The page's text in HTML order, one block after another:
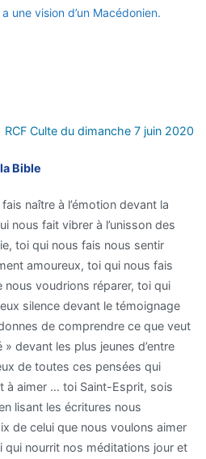
une vision d’un Macédonien.
RCF Culte du dimanche 7 juin 2020
Bible
naître à l’émotion devant la
nous fait vibrer à l’unisson des
toi qui nous fais nous sentir
amoureux, toi qui nous fais
nous voudrions réparer, toi qui
silence devant le témoignage
de comprendre ce que veut
devant les plus jeunes d’entre
de toutes ces pensées qui
à aimer … toi Saint-Esprit, sois
lisant les écritures nous
de celui que nous voulons aimer
qui nourrit nos méditations jour et